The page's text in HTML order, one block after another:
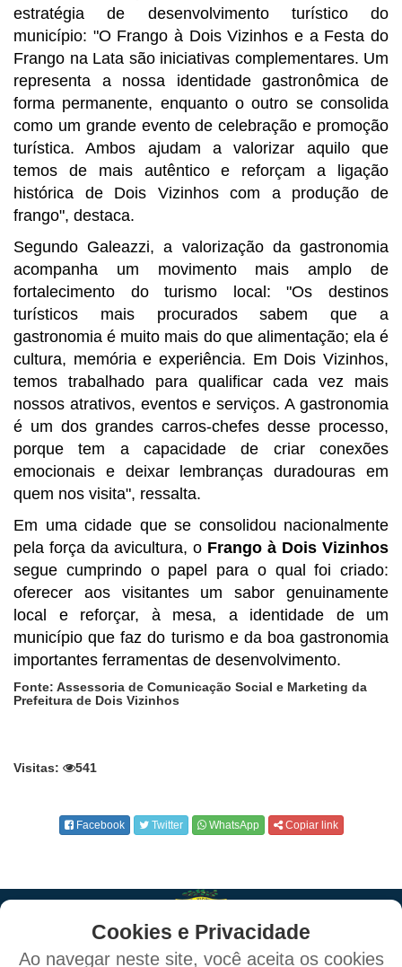
estratégia de desenvolvimento turístico do
município: "O Frango à Dois Vizinhos e a Festa do
Frango na Lata são iniciativas complementares. Um
representa a nossa identidade gastronômica de
forma permanente, enquanto o outro se consolida
como um grande evento de celebração e promoção
turística. Ambos ajudam a valorizar aquilo que
temos de mais autêntico e reforçam a ligação
histórica de Dois Vizinhos com a produção de
frango", destaca.
Segundo Galeazzi, a valorização da gastronomia
acompanha um movimento mais amplo de
fortalecimento do turismo local: "Os destinos
turísticos mais procurados sabem que a
gastronomia é muito mais do que alimentação; ela é
cultura, memória e experiência. Em Dois Vizinhos,
temos trabalhado para qualificar cada vez mais
nossos atrativos, eventos e serviços. A gastronomia
é um dos grandes carros-chefes desse processo,
porque tem a capacidade de criar conexões
emocionais e deixar lembranças duradouras em
quem nos visita", ressalta.
Em uma cidade que se consolidou nacionalmente
pela força da avicultura, o Frango à Dois Vizinhos
segue cumprindo o papel para o qual foi criado:
oferecer aos visitantes um sabor genuinamente
local e reforçar, à mesa, a identidade de um
município que faz do turismo e da boa gastronomia
importantes ferramentas de desenvolvimento.
Fonte: Assessoria de Comunicação Social e Marketing da
Prefeitura de Dois Vizinhos
Visitas: 541
Facebook Twitter WhatsApp Copiar link
Cookies e Privacidade
Ao navegar neste site, você aceita os cookies